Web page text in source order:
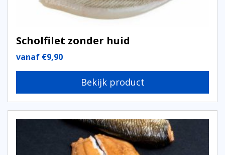
Scholfilet zonder huid
vanaf €9,90
Bekijk product